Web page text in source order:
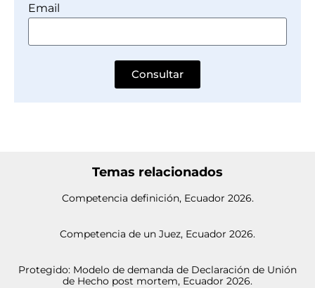
Email
Consultar
Temas relacionados
Competencia definición, Ecuador 2026.
Competencia de un Juez, Ecuador 2026.
Protegido: Modelo de demanda de Declaración de Unión
de Hecho post mortem, Ecuador 2026.